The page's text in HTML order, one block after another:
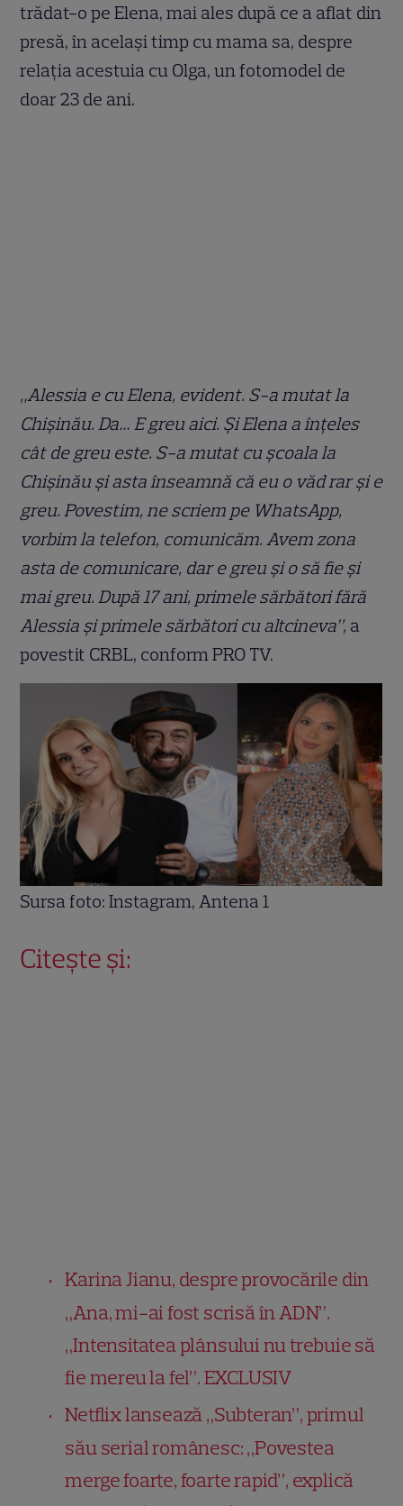
trădat-o pe Elena, mai ales după ce a aflat din
presă, în același timp cu mama sa, despre
relația acestuia cu Olga, un fotomodel de
doar 23 de ani.
​„Alessia e cu Elena, evident. S-a mutat la
Chișinău. Da… E greu aici. Și Elena a înțeles
cât de greu este. S-a mutat cu școala la
Chișinău și asta înseamnă că eu o văd rar și e
greu. Povestim, ne scriem pe WhatsApp,
vorbim la telefon, comunicăm. Avem zona
asta de comunicare, dar e greu și o să fie și
mai greu. După 17 ani, primele sărbători fără
Alessia și primele sărbători cu altcineva”, a
povestit CRBL, conform PRO TV.
Sursa foto: Instagram, Antena 1
Citește și:
Karina Jianu, despre provocările din
„Ana, mi-ai fost scrisă în ADN”.
„Intensitatea plânsului nu trebuie să
fie mereu la fel”. EXCLUSIV
Netflix lansează „Subteran”, primul
său serial românesc: „Povestea
merge foarte, foarte rapid”, explică